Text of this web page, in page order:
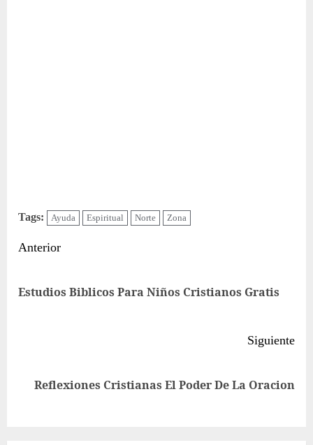
Tags: Ayuda Espiritual Norte Zona
Sigue
Anterior
Estudios Biblicos Para Niños Cristianos Gratis
Siguiente
Siguiente
Reflexiones Cristianas El Poder De La Oracion